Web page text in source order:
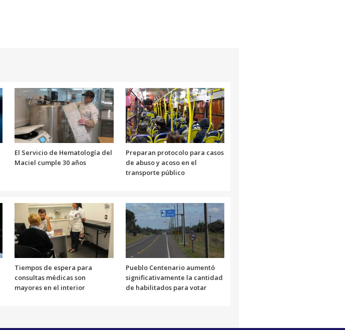
El Servicio de Hematología del
Maciel cumple 30 años
Preparan protocolo para casos
de abuso y acoso en el
transporte público
Tiempos de espera para
consultas médicas son
mayores en el interior
Pueblo Centenario aumentó
significativamente la cantidad
de habilitados para votar